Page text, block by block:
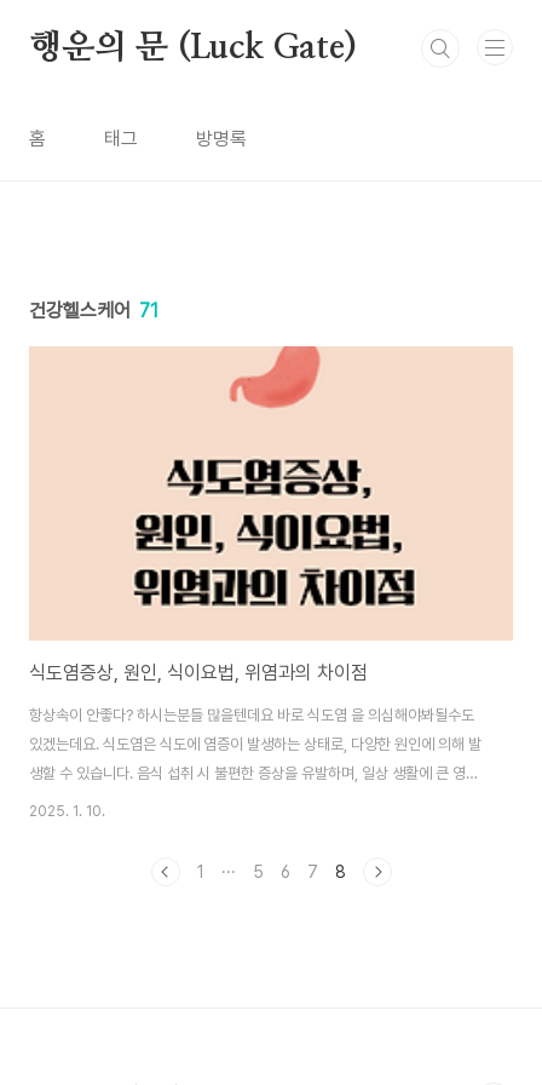
행운의 문 (Luck Gate)
홈 태그 방명록
건강헬스케어 71
식도염증상, 원인, 식이요법, 위염과의 차이점
항상속이 안좋다? 하시는분들 많을텐데요 바로 식도염 을 의심해야봐될수도
있겠는데요. 식도염은 식도에 염증이 발생하는 상태로, 다양한 원인에 의해 발
생할 수 있습니다. 음식 섭취 시 불편한 증상을 유발하며, 일상 생활에 큰 영향
을 미칠 수 있습니다. 이 글에서는 식도염의 주요 증상, 원인, 식도염에 좋지 않
서도 알아볼게요! 목차식도염 증상식도염에 나쁜 음식위염과 식도염의 차이
2025. 1. 10.
1 ··· 5 6 7 8